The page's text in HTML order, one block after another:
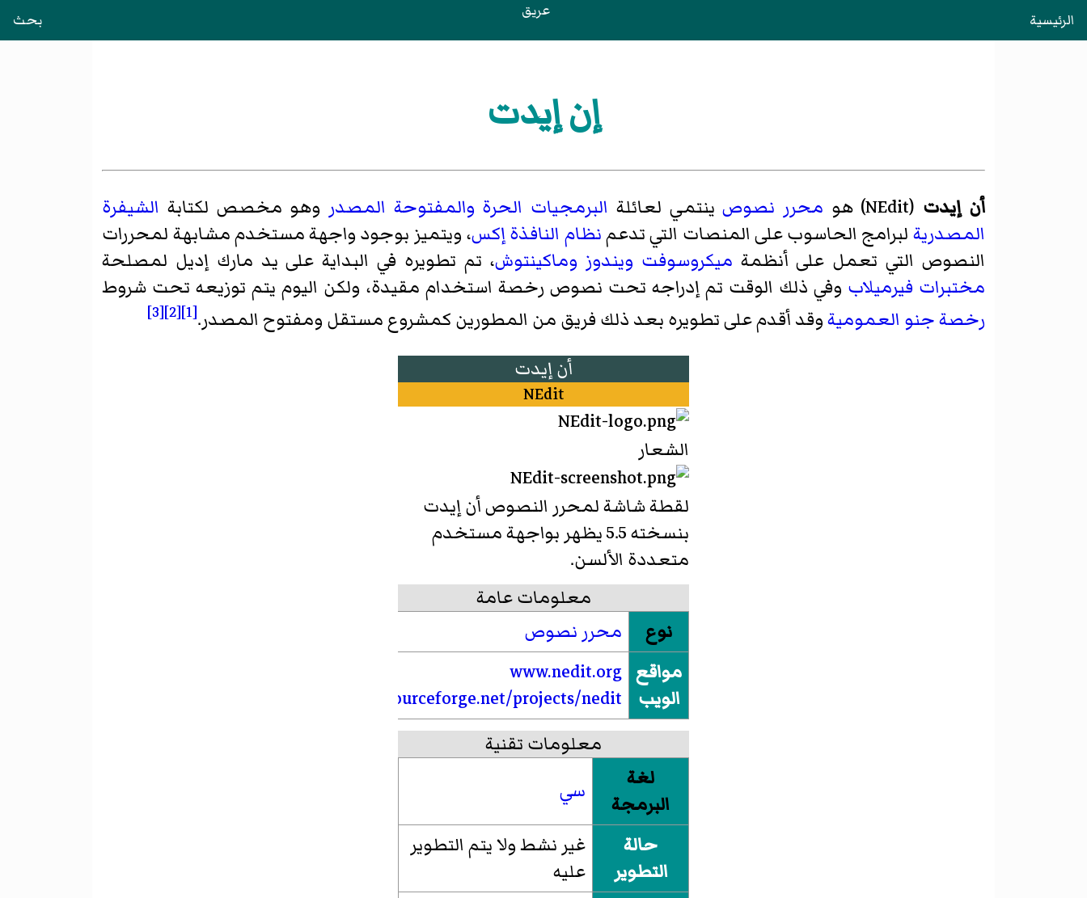
الرئيسية عريق بحث
إن إيدت
أن إيدت (
NEdit)‏ هو محرر نصوصينتمي لعائلة البرمجيات الحرة والمفتوحة المصدر وهو مخصص لكتابة الشيفرة
المصدرية لبرامج الحاسوب على المنصات التي تدعمنظام النافذة إكس، ويتميز بوجود واجهة مستخدم مشابهة لمحررات
النصوص التي تعمل على أنظمة ميكروسوفت ويندوز وماكينتوش، تم تطويره في البداية على يد مارك إديل لمصلحة
مختبرات فيرميلاب وفي ذلك الوقت تم إدراجه تحت نصوص رخصة استخدام مقيدة، ولكن اليوم يتم توزيعه تحت شروط
رخصة جنو العموميةوقد أقدم على تطويره بعد ذلك فريق من المطورين كمشروع مستقل ومفتوح المصدر.[1]
[2]
[3]
أن إيدت
NEdit
الشعار
لقطة شاشة لمحرر النصوص أن إيدت
بنسخته 5.5 يظهر بواجهة مستخدم
متعددة الألسن.
معلومات عامة
نوع
محرر نصوص
مواقع
الويب
www.nedit.org
sourceforge.net/projects/nedit
معلومات تقنية
لغة
البرمجة
سي
حالة
التطوير
غير نشط ولا يتم التطوير
عليه